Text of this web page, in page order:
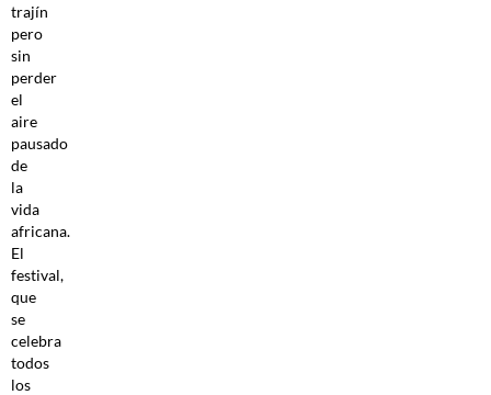
trajín
pero
sin
perder
el
aire
pausado
de
la
vida
africana.
El
festival,
que
se
celebra
todos
los